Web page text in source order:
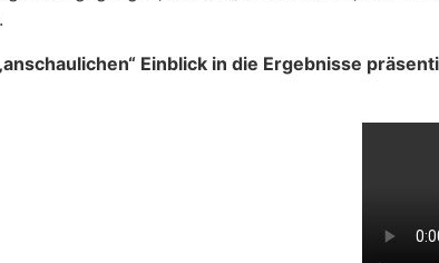
Einblick in die Ergebnisse